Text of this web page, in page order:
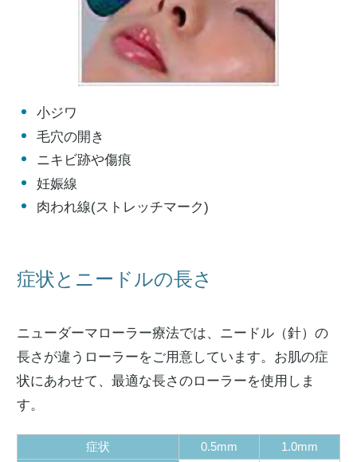
小ジワ
毛穴の開き
ニキビ跡や傷痕
妊娠線
肉われ線(ストレッチマーク)
症状とニードルの長さ
ニューダーマローラー療法では、ニードル（針）の
長さが違うローラーをご用意しています。お肌の症
状にあわせて、最適な長さのローラーを使用しま
す。
症状 0.5mm
1.0mm